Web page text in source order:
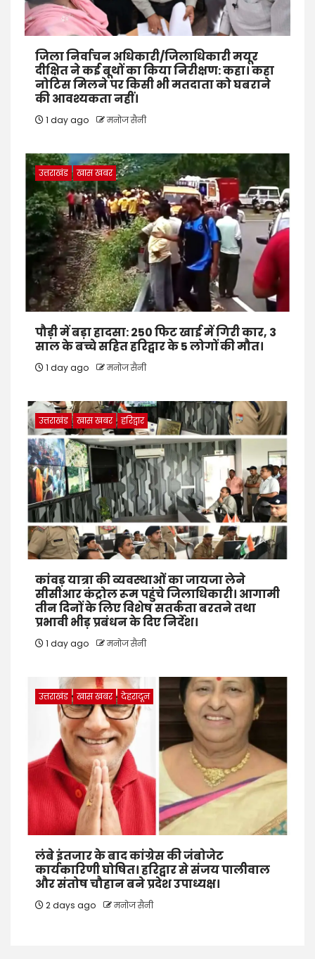
जिला निर्वाचन अधिकारी/जिलाधिकारी मयूर
दीक्षित ने कई बूथों का किया निरीक्षण: कहा। कहा
नोटिस मिलने पर किसी भी मतदाता को घबराने
की आवश्यकता नहीं।
1 day ago मनोज सैनी
उत्तराखंड खास खबर
पौड़ी में बड़ा हादसा: 250 फिट खाई में गिरी कार, 3
साल के बच्चे सहित हरिद्वार के 5 लोगों की मौत।
1 day ago मनोज सैनी
उत्तराखंड खास खबर हरिद्वार
कांवड़ यात्रा की व्यवस्थाओं का जायजा लेने
सीसीआर कंट्रोल रूम पहुंचे जिलाधिकारी। आगामी
तीन दिनों के लिए विशेष सतर्कता बरतने तथा
प्रभावी भीड़ प्रबंधन के दिए निर्देश।
1 day ago मनोज सैनी
उत्तराखंड खास खबर देहरादून
लंबे इंतजार के बाद कांग्रेस की जंबोजेट
कार्यकारिणी घोषित। हरिद्वार से संजय पालीवाल
और संतोष चौहान बने प्रदेश उपाध्यक्ष।
2 days ago मनोज सैनी